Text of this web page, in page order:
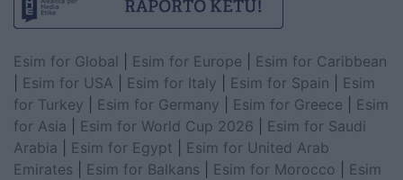
Esim for Global Esim for Europe
Esim for Caribbean
Esim for USA Esim for Italy Esim for Spain
Esim
for Turkey
Esim for Germany Esim for Greece
Esim
for Asia
Esim for World Cup 2026
Esim for Saudi
Arabia
Esim for Egypt
Esim for United Arab
Emirates
Esim for Balkans Esim for Morocco
Esim